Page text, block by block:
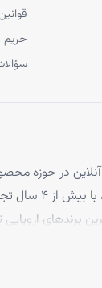
در حوزه
محصولات
برندهای